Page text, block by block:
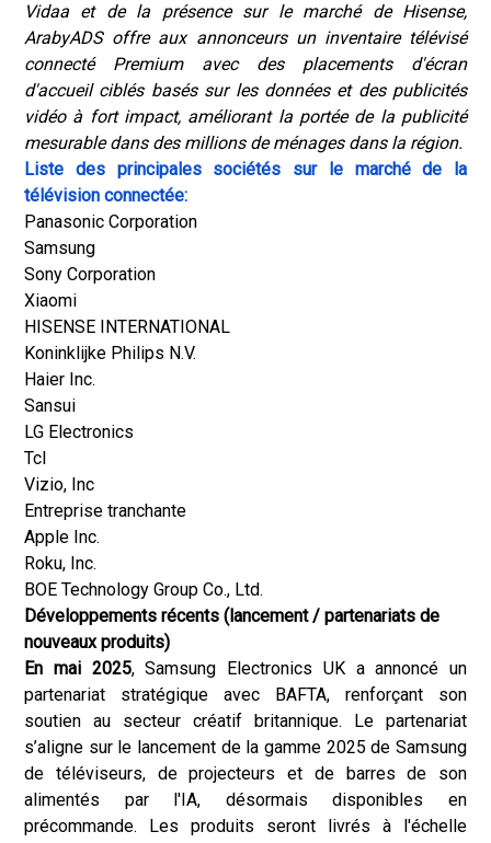
Vidaa et de la présence sur le marché de Hisense,
ArabyADS offre aux annonceurs un inventaire télévisé
connecté Premium avec des placements d'écran
d'accueil ciblés basés sur les données et des publicités
vidéo à fort impact, améliorant la portée de la publicité
mesurable dans des millions de ménages dans la région.
Liste des principales sociétés sur le marché de la
télévision connectée:
Panasonic Corporation
Samsung
Sony Corporation
Xiaomi
HISENSE INTERNATIONAL
Koninklijke Philips N.V.
Haier Inc.
Sansui
LG Electronics
Tcl
Vizio, Inc
Entreprise tranchante
Apple Inc.
Roku, Inc.
BOE Technology Group Co., Ltd.
Développements récents (lancement / partenariats de
nouveaux produits)
En mai 2025, Samsung Electronics UK a annoncé un
partenariat stratégique avec BAFTA, renforçant son
soutien au secteur créatif britannique. Le partenariat
s’aligne sur le lancement de la gamme 2025 de Samsung
de téléviseurs, de projecteurs et de barres de son
alimentés par l'IA, désormais disponibles en
précommande. Les produits seront livrés à l'échelle